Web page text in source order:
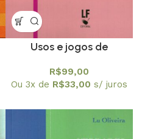
Usos e jogos de
Matemática – diálogo
Educação Matemática
R$99,00
Ou 3x de R$33,00 s/ juros